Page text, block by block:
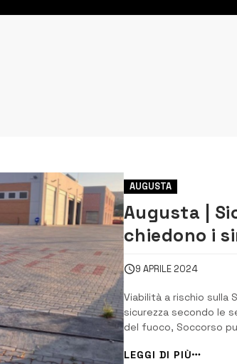
AUGUSTA
Augusta |
chiedono i
9 APRILE 2024
Viabilità a rischio sulla
sicurezza secondo le
del fuoco, Soccorso
Francesco Anzalone
Alessio Di Caro
LEGGI DI PIÙ